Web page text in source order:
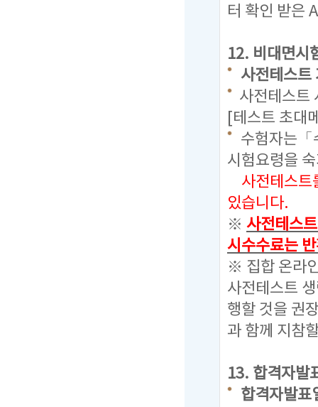
터 확인 받은
12. 비대면시
사전테스
사전테스트
[테스트 초대
수험자는「
시험요령을
사전테스트
있습니다.
※ 사전테스
시수수료는
※ 집합 온라
사전테스트
행할 것을 권
과 함께 지참
13. 합격자발
합격자발